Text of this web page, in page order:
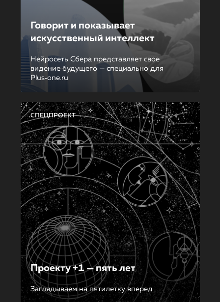
Говорит и показывает
искусственный интеллект
Нейросеть Сбера представляет свое
видение будущего — специально для
Plus‑one.ru
СПЕЦПРОЕКТ
Проекту +1 — пять лет
Заглядываем на пятилетку вперед